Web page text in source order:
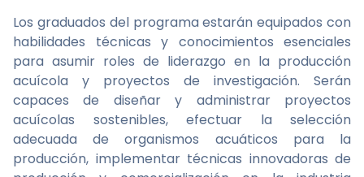
Los graduados del programa estarán equipados con
habilidades técnicas y conocimientos esenciales
para asumir roles de liderazgo en la producción
acuícola y proyectos de investigación. Serán
capaces de diseñar y administrar proyectos
acuícolas sostenibles, efectuar la selección
adecuada de organismos acuáticos para la
producción, implementar técnicas innovadoras de